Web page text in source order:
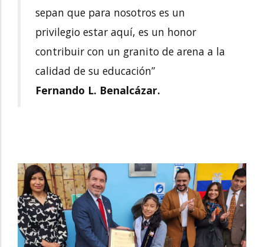
sepan que para nosotros es un
privilegio estar aquí, es un honor
contribuir con un granito de arena a la
calidad de su educación”
Fernando L. Benalcázar.